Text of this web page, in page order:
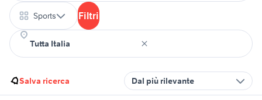
Sports Filtri
Salva ricerca Dal più rilevante